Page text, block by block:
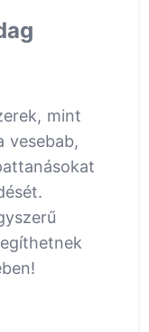
mint
vesebab,